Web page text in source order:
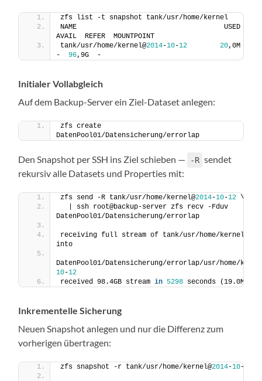
zfs list -t snapshot tank/usr/home/kernel
NAME                                    USED
AVAIL  REFER  MOUNTPOINT
tank/usr/home/kernel@2014-10-12 20,0M
- 96,9G  -
Initialer Vollabgleich
Auf dem Backup-Server ein Ziel-Dataset anlegen:
zfs create
DatenPool01/Datensicherung/errorlap
Den Snapshot per SSH ins Ziel schieben — -R sendet
rekursiv alle Datasets und Properties mit:
zfs send -R tank/usr/home/kernel@2014-10-12 \
  | ssh root@backup-server zfs recv -Fduv
DatenPool01/Datensicherung/errorlap
receiving full stream of tank/usr/home/kernel@
into
DatenPool01/Datensicherung/errorlap/usr/home/
10-12
received 98.4GB stream in 5298 seconds (19.0MB/
Inkrementelle Sicherung
Neuen Snapshot anlegen und nur die Differenz zum
vorherigen übertragen:
zfs snapshot -r tank/usr/home/kernel@2014-10-